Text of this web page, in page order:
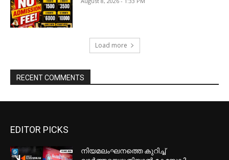
Load more
RECENT COMMENTS
EDITOR PICKS
നിയമലംഘനത്തെ കുറിച്ച്